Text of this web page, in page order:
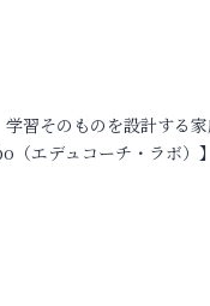
習そのものを設計する
（エデュコーチ・ラボ）